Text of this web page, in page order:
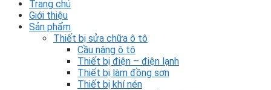
Trang chủ
Giới thiệu
Sản phẩm
Thiết bị sửa chữa ô tô
Cầu nâng ô tô
Thiết bị điện – điện lạnh
Thiết bị làm đồng sơn
Thiết bị khí nén